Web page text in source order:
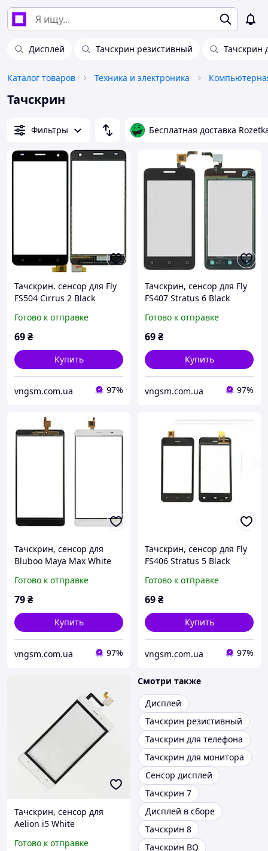
Дисплей Тачскрин резистивный Тачскрин
Каталог товаров Техника и электроника
Тачскрин
Фильтры Бесплатная доставка
Тачскрин. сенсор для Fly
FS504 Cirrus 2 Black
Готово к отправке
69₴
Купить
vngsm.com.ua 97%
Тачскрин, сенсор для Fly
FS407 Stratus 6 Black
Готово к отправке
69₴
Купить
vngsm.com.ua 97%
Тачскрин, сенсор для
Bluboo Maya Max White
Готово к отправке
79₴
Купить
vngsm.com.ua 97%
Тачскрин, сенсор для Fly
FS406 Stratus 5 Black
Готово к отправке
69₴
Купить
vngsm.com.ua 97%
Тачскрин, сенсор для
Aelion i5 White
Готово к отправке
Смотри также
Дисплей
Тачскрин резистивный
Тачскрин для телефона
Тачскрин для монитора
Сенсор дисплей
Тачскрин 7
Дисплей в сборе
Тачскрин 8
Тачскрин BQ